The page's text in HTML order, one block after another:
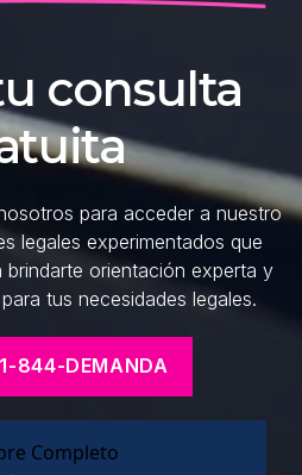
consulta
para acceder a nuestro
legales experimentados que
orientación experta y
tus necesidades legales.
844-DEMANDA
Completo